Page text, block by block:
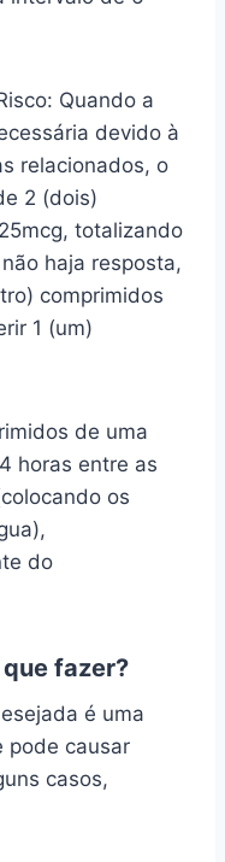
Quando a
devido à
relacionados, o
2 (dois)
totalizando
haja resposta,
comprimidos
1 (um)
de uma
horas entre as
os
do
fazer?
é uma
pode causar
casos,